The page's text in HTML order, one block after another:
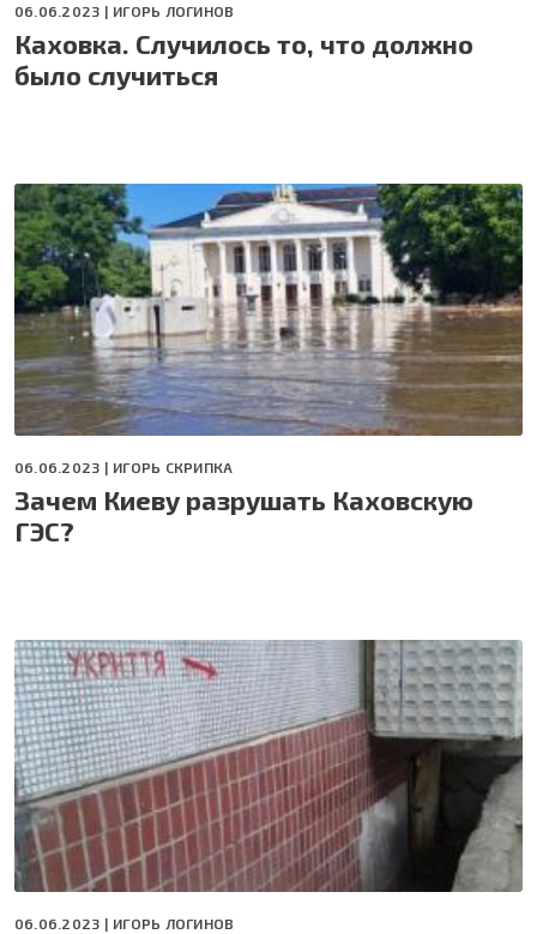
06.06.2023 | ИГОРЬ ЛОГИНОВ
Каховка. Случилось то, что должно
было случиться
06.06.2023 | ИГОРЬ СКРИПКА
Зачем Киеву разрушать Каховскую
ГЭС?
06.06.2023 | ИГОРЬ ЛОГИНОВ